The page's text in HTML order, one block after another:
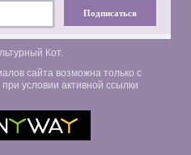
Подписаться
Кот.
сайта возможна только с
условии активной ссылки